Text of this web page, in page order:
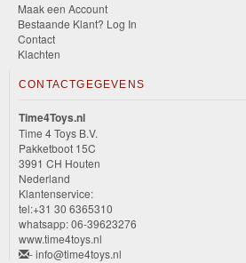
Maak een Account
Bestaande Klant? Log In
Contact
Klachten
CONTACTGEGEVENS
Time4Toys.nl
Time 4 Toys B.V.
Pakketboot 15C
3991 CH Houten
Nederland
Klantenservice:
tel:+31 30 6365310
whatsapp: 06-39623276
www.time4toys.nl
- info@time4toys.nl